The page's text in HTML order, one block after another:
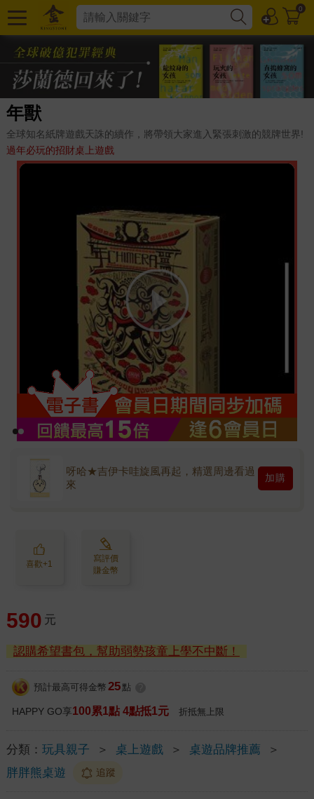
0
年獸
全球知名紙牌遊戲天誅的續作，將帶領大家進入緊張刺激的競牌世界!
過年必玩的招財桌上遊戲
呀哈★吉伊卡哇旋風再起，精選周邊看過
來
加購
喜歡+1
寫評價
賺金幣
590 元
認購希望書包，幫助弱勢孩童上學不中斷！
預計最高可得金幣 25 點
HAPPY GO享100累1點 4點抵1元 折抵無上限
分類： 玩具親子 ＞ 桌上遊戲 ＞ 桌遊品牌推薦
＞
胖胖熊桌遊
追蹤